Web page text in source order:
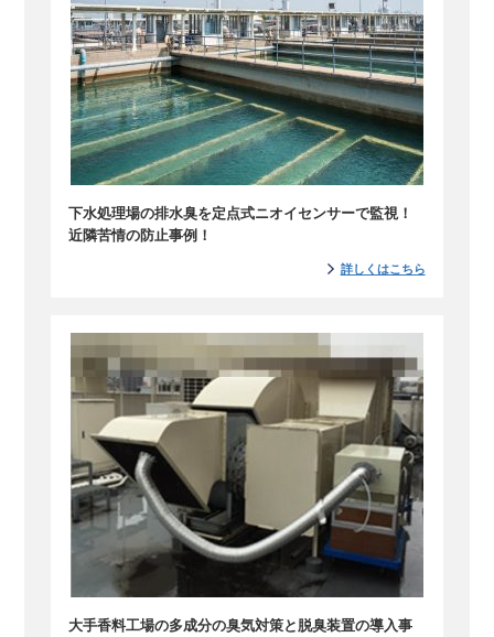
下水処理場の排水臭を定点式ニオイセンサーで監視！
近隣苦情の防止事例！
詳しくはこちら
大手香料工場の多成分の臭気対策と脱臭装置の導入事